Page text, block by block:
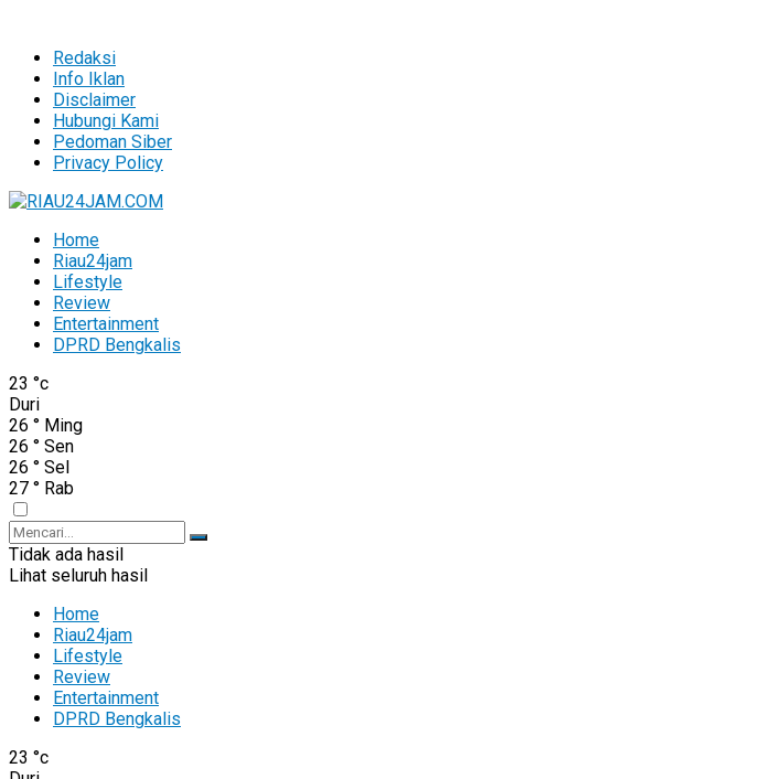
Redaksi
Info Iklan
Disclaimer
Hubungi Kami
Pedoman Siber
Privacy Policy
Home
Riau24jam
Lifestyle
Review
Entertainment
DPRD Bengkalis
23 °c
Duri
26 ° Ming
26 ° Sen
26 ° Sel
27 ° Rab
Tidak ada hasil
Lihat seluruh hasil
Home
Riau24jam
Lifestyle
Review
Entertainment
DPRD Bengkalis
23 °c